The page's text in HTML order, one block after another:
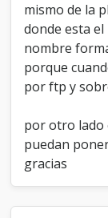
e
l
f
o
r
o
mismo de la
donde esta
nombre
porque
por ftp y
por otro lado
puedan
gracias